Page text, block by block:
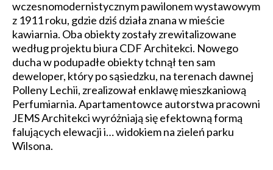
wczesnomodernistycznym pawilonem wystawowym
z 1911 roku, gdzie dziś działa znana w mieście
kawiarnia. Oba obiekty zostały zrewitalizowane
według projektu biura CDF Architekci. Nowego
ducha w podupadłe obiekty tchnął ten sam
deweloper, który po sąsiedzku, na terenach dawnej
Polleny Lechii, zrealizował enklawę mieszkaniową
Perfumiarnia. Apartamentowce autorstwa pracowni
JEMS Architekci wyróżniają się efektowną formą
falujących elewacji i… widokiem na zieleń parku
Wilsona.